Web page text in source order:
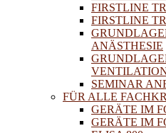
FIRSTLINE
FIRSTLINE
ANÄSTHESIE
SEMINAR
FÜR ALLE
GERÄTE IM
GERÄTE IM